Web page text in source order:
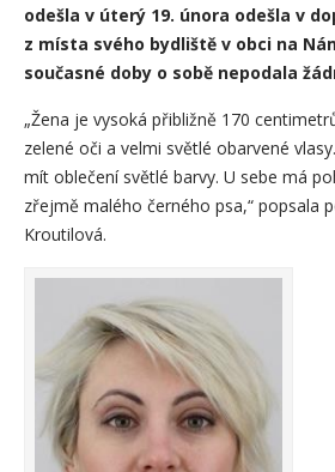
odešla v úterý 19. února odešla v
z místa svého bydliště v obci na
současné doby o sobě nepodala
„Žena je vysoká přibližně 170
zelené oči a velmi světlé obarvené
mít oblečení světlé barvy. U sebe má
zřejmě malého černého psa,“ popsala
Kroutilová.